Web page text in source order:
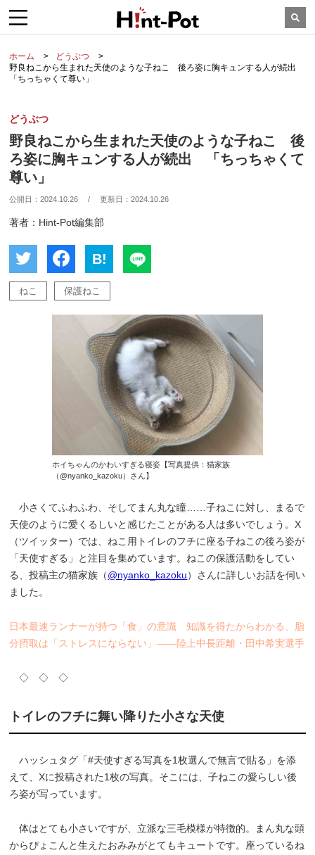
ホーム
どうぶつ
野良ねこから生まれた天使のような子ねこ 後ろ姿に胸キュンする人が続出
「ちっちゃくて尊い」
どうぶつ
野良ねこから生まれた天使のような子ねこ 後
ろ姿に胸キュンする人が続出 「ちっちゃくて
尊い」
公開日：2024.10.26 / 更新日：2024.10.26
著者：Hint-Pot編集部
B!
ねこ 保護ねこ
ホイちゃんのかわいすぎる寝姿【写真提供：猫家族
（@nyanko_kazoku）さん】
小さくてふわふわ、そしてまん丸な瞳……子ねこに対し、まるで
天使のように愛くるしいと感じたことがある人は多いでしょう。X
（ツイッター）では、ねこ用トイレのフチに座る子ねこの後ろ姿が
「天使すぎる」と注目を集めています。ねこの保護活動をしてい
る、投稿主の猫家族（@nyanko_kazoku）さんに詳しいお話を伺い
ました。
日本最速ランナーが持つ「食」の意識 知識を得たからわかる、脂
分摂取は「ストレスにならない」――陸上中長距離・田中希実選手
◇ ◇ ◇
トイレのフチに舞い降りた小さな天使
ハッシュタグ「#天使すぎる写真を1枚選んで無言で貼る」を添
えて、Xに投稿された1枚の写真。そこには、子ねこの愛らしい後
ろ姿が写っています。
体はとても小さいですが、立派な三毛模様が特徴的。まん丸な頭
からぴょこんと生えたおみみがとてもキュートです。座っているね